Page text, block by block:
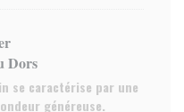
Dors
se caractérise par une
généreuse.